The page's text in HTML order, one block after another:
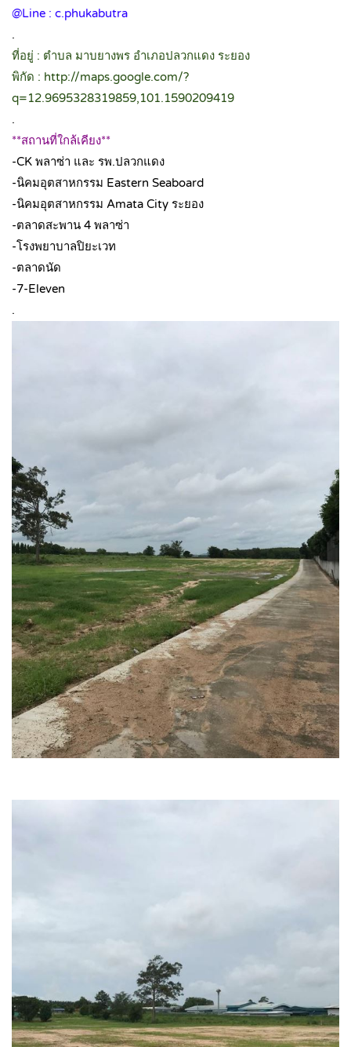
@Line : c.phukabutra
.
ที่อยู่ : ตำบล มาบยางพร อำเภอปลวกแดง ระยอง
พิกัด : http://maps.google.com/?
q=12.9695328319859,101.1590209419
.
**สถานที่ใกล้เคียง**
-CK พลาซ่า และ รพ.ปลวกแดง
-นิคมอุตสาหกรรม Eastern Seaboard
-นิคมอุตสาหกรรม Amata City ระยอง
-ตลาดสะพาน 4 พลาซ่า
-โรงพยาบาลปิยะเวท
-ตลาดนัด
-7-Eleven
.